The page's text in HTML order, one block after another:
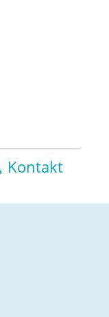
Kontakt